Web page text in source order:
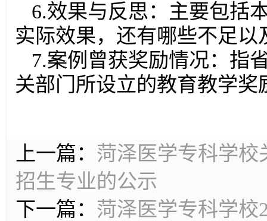
6.效果与反思：主要包括
实际效果，还有哪些不足
7.案例曾获奖励情况：指
关部门所设立的教育教学奖
上一篇： 菏泽医学专科学校
招生专业的公示
下一篇： 菏泽医学专科学校